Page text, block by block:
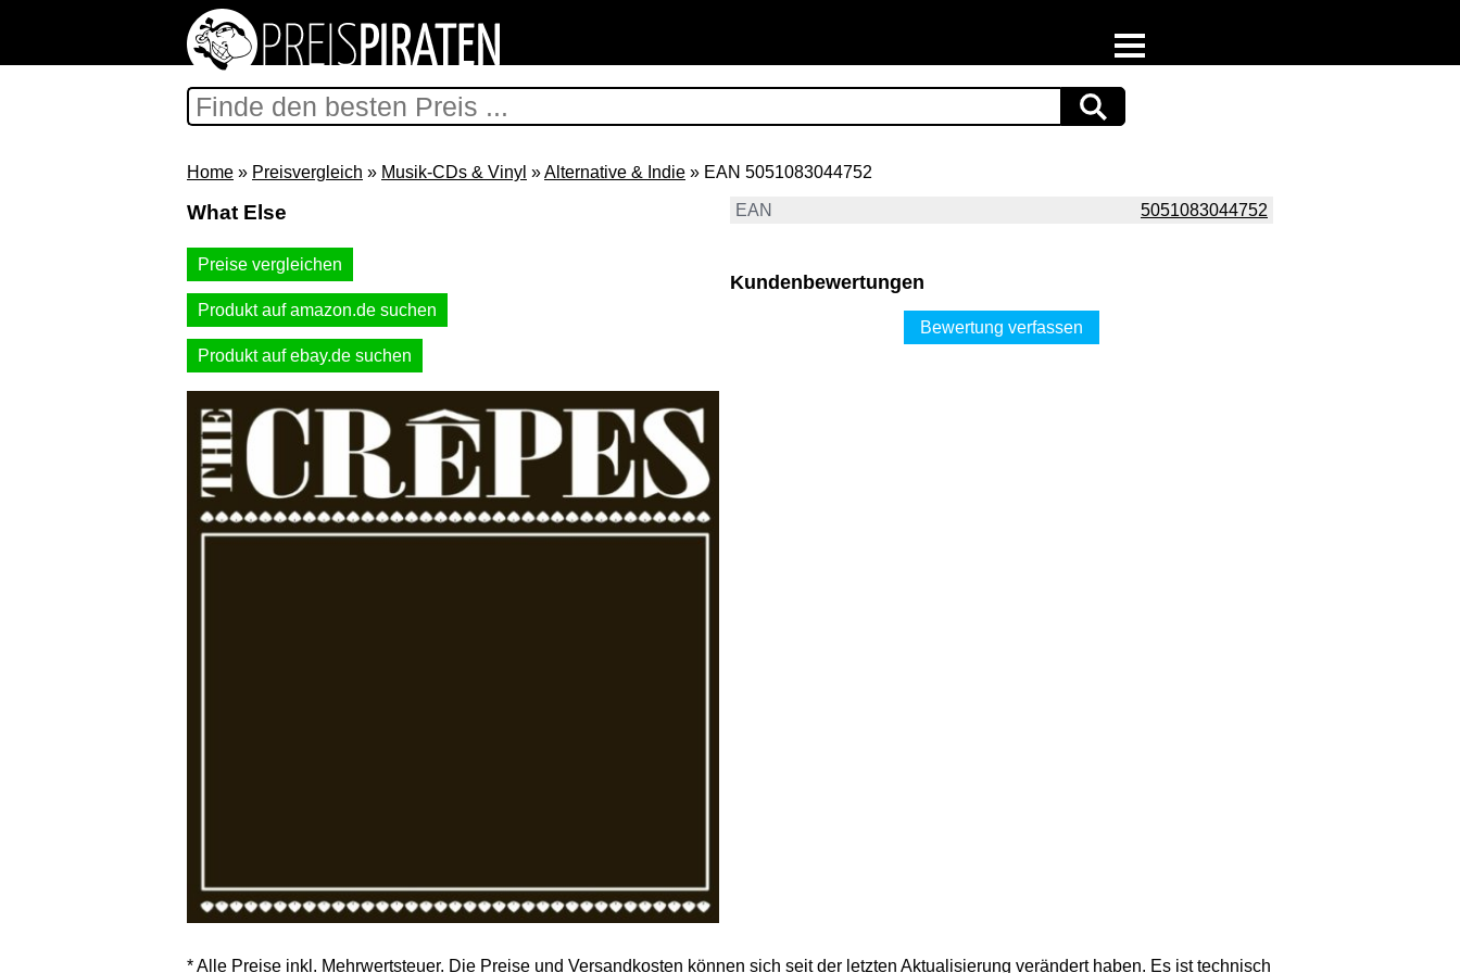
Home » Preisvergleich » Musik-CDs & Vinyl »Alternative & Indie » EAN 5051083044752
What Else
Preise vergleichen
Produkt auf amazon.de suchen
Produkt auf ebay.de suchen
EAN 5051083044752
Kundenbewertungen
Bewertung verfassen
* Alle Preise inkl. Mehrwertsteuer. Die Preise und Versandkosten können sich seit der letzten Aktualisierung verändert haben. Es ist technisch